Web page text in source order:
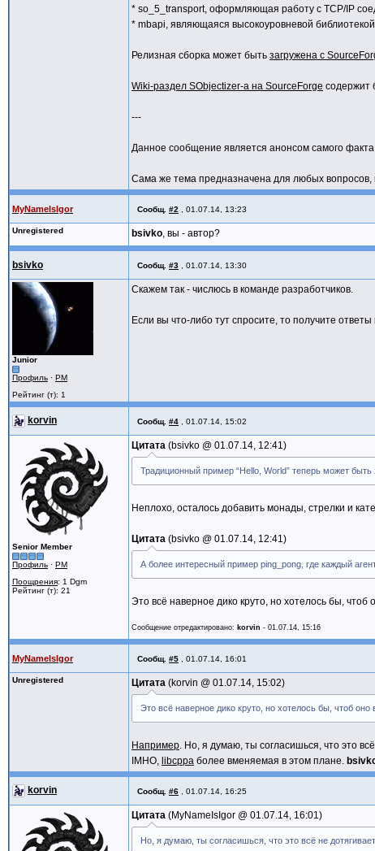
} );
coop->define_agent()
[mbox]() { mbox->deliver_signal<
[]( so_5::rt::so_environment_params_t &
params.add_named_dispatcher(
* so_5_transport, оформляющая работу с TCP/IP
* mbapi, являющаяся высокоуровневой
Релизная сборка может быть загружена с
Wiki-раздел SObjectizer-а на SourceForge содержит
---
Данное сообщение является анонсом самого
Сама же тема предназначена для любых вопросов,
MyNameIsIgor Сообщ. #2 01.07.14, 13:23
Unregistered bsivko , вы - автор?
bsivko Сообщ. #3 01.07.14, 13:30
Junior
Профиль · PM
Рейтинг (т): 1
Скажем так - числюсь в команде разработчиков.
Если вы что-либо тут спросите, то получите
korvin Сообщ. #4 01.07.14, 15:02
Senior Member
Профиль · PM
Поощрения: 1 Dgm
Рейтинг (т): 21
Цитата bsivko @ 01.07.14, 12:41
Традиционный пример “Hello, World” теперь может быть
Неплохо, осталось добавить монады, стрелки и
Цитата bsivko @ 01.07.14, 12:41
А более интересный пример ping_pong, где каждый
Это всё наверное дико круто, но хотелось бы, чтоб
Сообщение отредактировано: korvin - 01.07.14, 15:16
MyNameIsIgor Сообщ. #5 01.07.14, 16:01
Unregistered Цитата korvin @ 01.07.14, 15:02
Это всё наверное дико круто, но хотелось бы, чтоб оно
Например . Но, я думаю, ты согласишься, что это
IMHO, libcppa более вменяемая в этом плане.
korvin Сообщ. #6 01.07.14, 16:25
Цитата MyNameIsIgor @ 01.07.14, 16:01
Но, я думаю, ты согласишься, что это всё не